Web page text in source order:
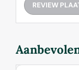
REVIEW